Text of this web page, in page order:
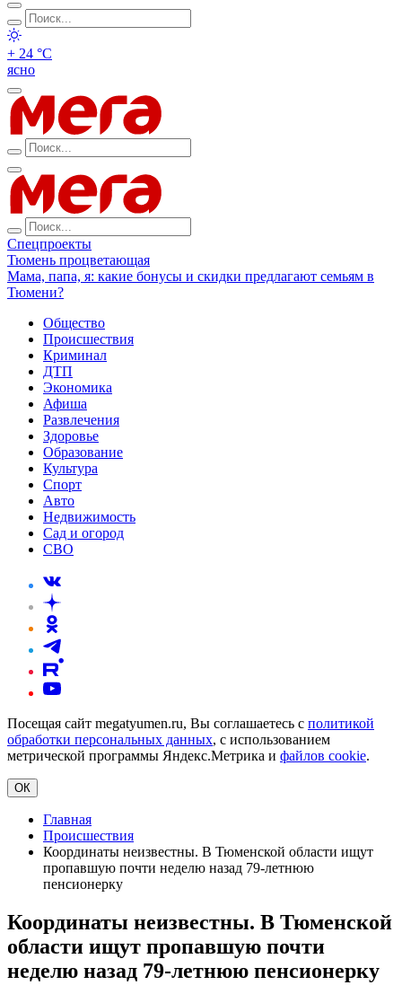
+ 24 °С
ясно
Спецпроекты
Тюмень процветающая
Мама, папа, я: какие бонусы и скидки предлагают семьям в
Тюмени?
Общество
Происшествия
Криминал
ДТП
Экономика
Афиша
Развлечения
Здоровье
Образование
Культура
Спорт
Авто
Недвижимость
Сад и огород
СВО
Посещая сайт megatyumen.ru, Вы соглашаетесь с политикой
обработки персональных данных, с использованием
метрической программы Яндекс.Метрика и файлов cookie.
ОК
Главная
Происшествия
Координаты неизвестны. В Тюменской области ищут
пропавшую почти неделю назад 79‑летнюю
пенсионерку
Координаты неизвестны. В Тюменской
области ищут пропавшую почти
неделю назад 79‑летнюю пенсионерку